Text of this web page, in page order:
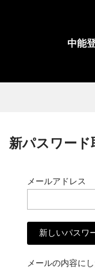
中能
新パスワード
メールアドレス
メールの内容に